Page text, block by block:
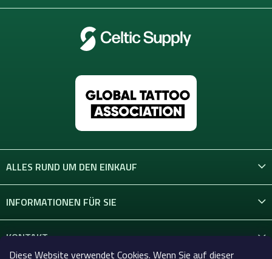
Diese Website verwendet Cookies. Wenn Sie auf dieser
ALLES RUND UM DEN EINKAUF
INFORMATIONEN FÜR SIE
KONTAKT